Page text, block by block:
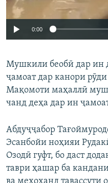
Auto 240p
720p
0:00
Мушкили беобӣ дар ин
ҷамоат дар канори
Мақомоти маҳаллӣ
чанд деҳа дар ин
Абдуҷҷабор
Эсанбойи ноҳияи
Озодӣ гуфт, бо даст
таври ҳашар ба